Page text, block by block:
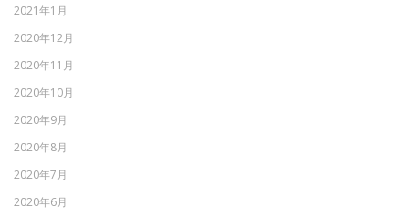
2021年1月
2020年12月
2020年11月
2020年10月
2020年9月
2020年8月
2020年7月
2020年6月